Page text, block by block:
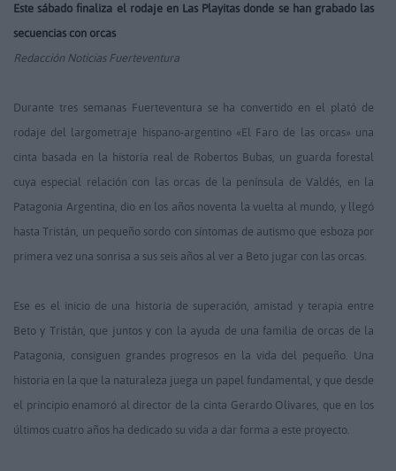
Este sábado finaliza el rodaje en Las Playitas donde se han grabado las
secuencias con orcas
Redacción Noticias Fuerteventura
Durante tres semanas Fuerteventura se ha convertido en el plató de
rodaje del largometraje hispano-argentino «El Faro de las orcas» una
cinta basada en la historia real de Robertos Bubas, un guarda forestal
cuya especial relación con las orcas de la península de Valdés, en la
Patagonia Argentina, dio en los años noventa la vuelta al mundo, y llegó
hasta Tristán, un pequeño sordo con síntomas de autismo que esboza por
primera vez una sonrisa a sus seis años al ver a Beto jugar con las orcas.
Ese es el inicio de una historia de superación, amistad y terapia entre
Beto y Tristán, que juntos y con la ayuda de una familia de orcas de la
Patagonia, consiguen grandes progresos en la vida del pequeño. Una
historia en la que la naturaleza juega un papel fundamental, y que desde
el principio enamoró al director de la cinta Gerardo Olivares, que en los
últimos cuatro años ha dedicado su vida a dar forma a este proyecto.